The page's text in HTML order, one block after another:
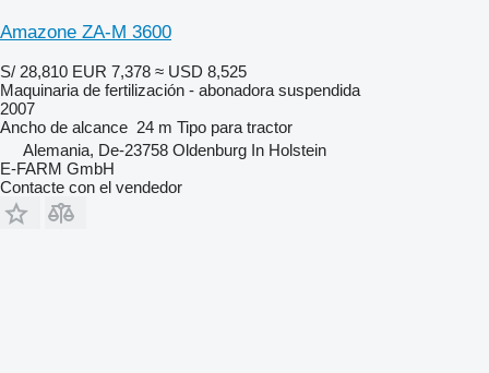
Amazone ZA-M 3600
S/ 28,810 EUR 7,378 ≈ USD 8,525
Maquinaria de fertilización - abonadora suspendida
2007
Ancho de alcance 24 m Tipo para tractor
Alemania, De-23758 Oldenburg In Holstein
E-FARM GmbH
Contacte con el vendedor